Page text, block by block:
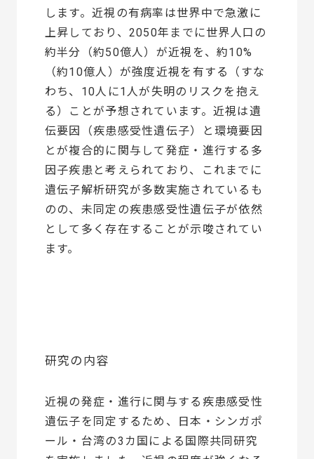
します。近視の有病率は世界中で急激に
上昇しており、2050年までに世界人口の
約半分（約50億人）が近視を、約10%
（約10億人）が強度近視を有する（すな
わち、10人に1人が失明のリスクを抱え
る）ことが予想されています。近視は遺
伝要因（疾患感受性遺伝子）と環境要因
とが複合的に関与して発症・進行する多
因子疾患と考えられており、これまでに
遺伝子解析研究が多数実施されているも
のの、未同定の疾患感受性遺伝子が依然
として多く存在することが示唆されてい
ます。
研究の内容
近視の発症・進行に関与する疾患感受性
遺伝子を同定するため、日本・シンガポ
ール・台湾の3カ国による国際共同研究